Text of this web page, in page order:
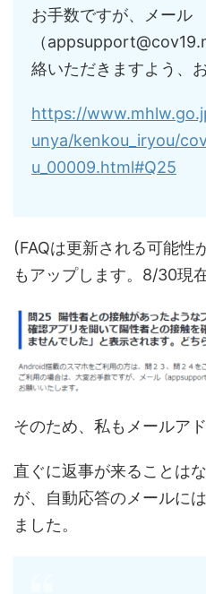
お手数ですが、メール
（
絡いただきますよう、
https://
unya/kenkou_iryou/
u_00009.html#Q25
(FAQは更新される可能性
もアップします。8/30現
そのため、私もメールア
直ぐに返事が来ることは
が、自動応答のメールに
ました。